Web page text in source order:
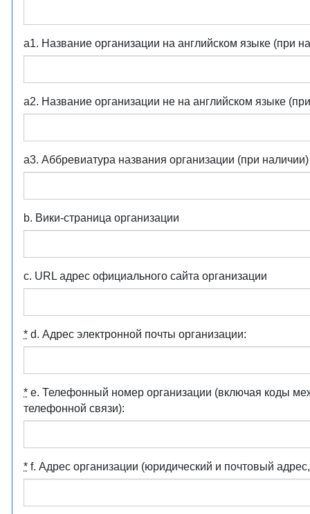
a1. Название организации на английском языке (при
a2. Название организации не на английском языке
a3. Аббревиатура названия организации (при наличии)
b. Вики-страница организации
c. URL адрес официального сайта организации
* d. Адрес электронной почты организации:
* e. Телефонный номер организации (включая коды
телефонной связи):
* f. Адрес организации (юридический и почтовый